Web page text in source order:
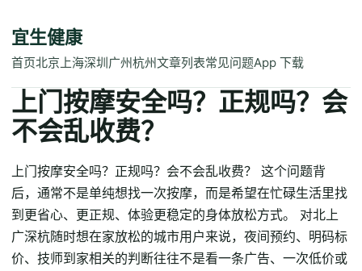
宜生健康
首页北京 上海深圳广州杭州文章列表常见问题App 下载
上门按摩安全吗？正规吗？会
不会乱收费？
上门按摩安全吗？正规吗？会不会乱收费？ 这个问题背
后，通常不是单纯想找一次按摩，而是希望在忙碌生活里找
到更省心、更正规、体验更稳定的身体放松方式。 对北上
广深杭随时想在家放松的城市用户来说，夜间预约、明码标
价、技师到家相关的判断往往不是看一条广告、一次低价或